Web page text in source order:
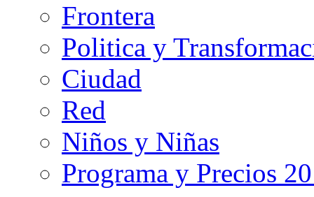
Frontera
Politica y
Ciudad
Red
Niños y Niñas
Programa y Precios